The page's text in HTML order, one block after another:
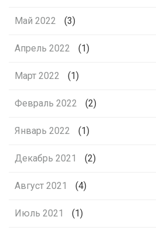
Май 2022 (3)
Апрель 2022 (1)
Март 2022 (1)
Февраль 2022 (2)
Январь 2022 (1)
Декабрь 2021 (2)
Август 2021 (4)
Июль 2021 (1)